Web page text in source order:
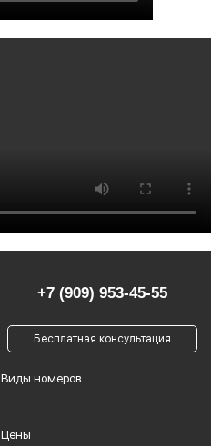
Виды номеров
Цены
+7 (909) 953-45-55
Бесплатная консультация